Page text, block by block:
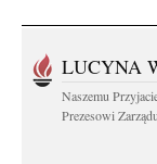
LUCYNA
Naszemu
Prezesowi